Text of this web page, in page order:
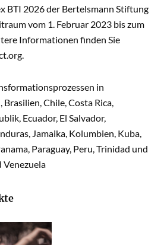
BTI 2026 der Bertelsmann Stiftung
vom 1. Februar 2023 bis zum
Informationen finden Sie
.
in
Chile, Costa Rica,
Ecuador, El Salvador,
Jamaika, Kolumbien, Kuba,
Paraguay, Peru, Trinidad und
Venezuela